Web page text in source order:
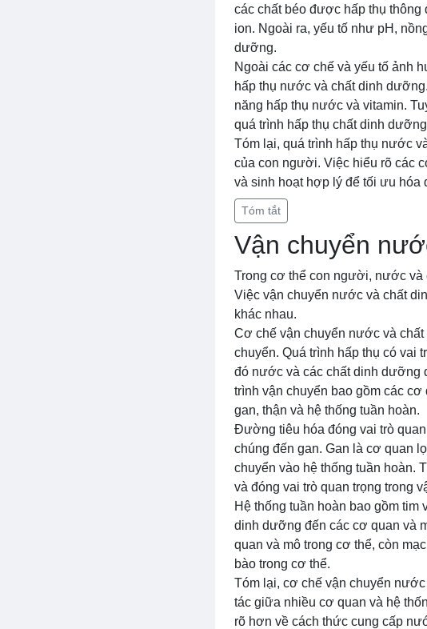
các chất béo được hấp thụ
ion. Ngoài ra, yếu tố như pH,
dưỡng.
Ngoài các cơ chế và yếu tố ảnh
hấp thụ nước và chất dinh
năng hấp thụ nước và vitamin.
quá trình hấp thụ chất dinh
Tóm lại, quá trình hấp thụ nước
của con người. Việc hiểu rõ các
và sinh hoạt hợp lý để tối ưu hóa
Tóm tắt
Vận chuyển
Trong cơ thể con người, nước và
Việc vận chuyển nước và chất
khác nhau.
Cơ chế vận chuyển nước và
chuyển. Quá trình hấp thụ có vai
đó nước và các chất dinh dưỡng
trình vận chuyển bao gồm các
gan, thận và hệ thống tuần hoàn.
Đường tiêu hóa đóng vai trò
chúng đến gan. Gan là cơ quan
chuyển vào hệ thống tuần hoàn.
và đóng vai trò quan trọng trong
Hệ thống tuần hoàn bao gồm
dinh dưỡng đến các cơ quan và
quan và mô trong cơ thể, còn
bào trong cơ thể.
Tóm lại, cơ chế vận chuyển
tác giữa nhiều cơ quan và hệ
rõ hơn về cách thức cung cấp